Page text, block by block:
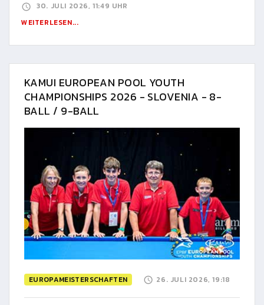
30. JULI 2026, 11:49 UHR
WEITERLESEN...
KAMUI EUROPEAN POOL YOUTH
CHAMPIONSHIPS 2026 - SLOVENIA - 8-
BALL / 9-BALL
EUROPAMEISTERSCHAFTEN 26. JULI 2026, 19:18